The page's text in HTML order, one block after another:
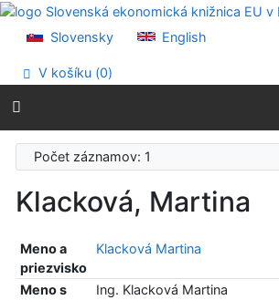
Prejsť na obsah
Prehlásenie o webovej prístupnosti
Slovensky English
V košíku (0)
Počet záznamov: 1
Klacková, Martina
Meno a
priezvisko
Klacková Martina
Meno s
Ing. Klacková Martina